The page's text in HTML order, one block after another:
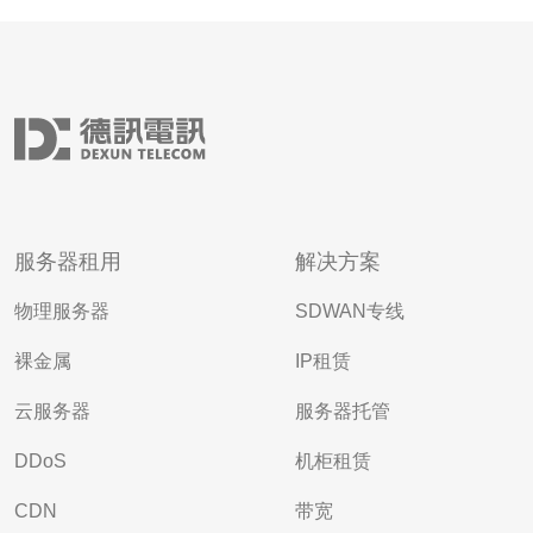
服务器租用
物理服务器
裸金属
云服务器
DDoS
CDN
解决方案
SDWAN专线
IP租赁
服务器托管
机柜租赁
带宽